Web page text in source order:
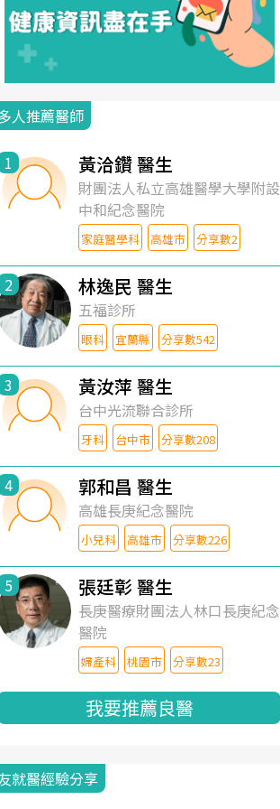
人推薦醫師
1 黃洽鑽 醫生
財團法人私立高雄醫學大學附設
中和紀念醫院
家庭醫學科 高雄市 分享數2
2 林逸民 醫生
五福診所
眼科 宜蘭縣 分享數542
3 黃汝萍 醫生
台中光流聯合診所
牙科 台中市 分享數208
4 郭和昌 醫生
高雄長庚紀念醫院
小兒科 高雄市 分享數226
5 張廷彰 醫生
長庚醫療財團法人林口長庚紀念
醫院
婦產科 桃園市 分享數23
我要推薦良醫
就醫經驗分享